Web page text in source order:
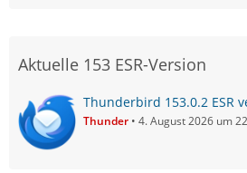
Aktuelle 153 ESR-Version
Thunderbird 153.0.2 ESR
Thunder 4. August 2026 um